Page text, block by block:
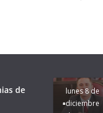
de
lunes 8 de
diciembre
Apoyo y
Ruta que
Marca